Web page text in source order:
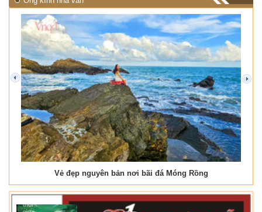
Vẻ đẹp nguyên bản nơi bãi đá Móng Rồng
prev next